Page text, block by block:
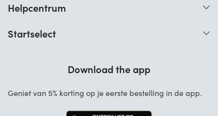
Helpcentrum
Startselect
Startselect App
Download the app
Geniet van 5% korting op je eerste bestelling in de app.